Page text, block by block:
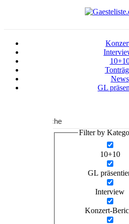
News
GL
Suche
Filter by
10+10
GL
Interview
Konzert-